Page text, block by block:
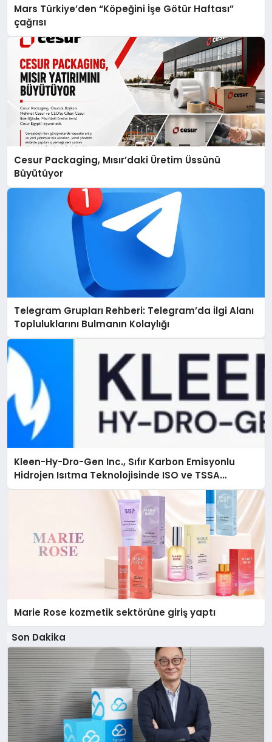
Mars Türkiye’den “Köpeğini İşe Götür Haftası”
çağrısı
Cesur Packaging, Mısır’daki Üretim Üssünü
Büyütüyor
Telegram Grupları Rehberi: Telegram’da İlgi Alanı
Topluluklarını Bulmanın Kolaylığı
Kleen-Hy-Dro-Gen Inc., Sıfır Karbon Emisyonlu
Hidrojen Isıtma Teknolojisinde ISO ve TSSA
Düzenleyici Onaylarını Aldı
Marie Rose kozmetik sektörüne giriş yaptı
Son Dakika